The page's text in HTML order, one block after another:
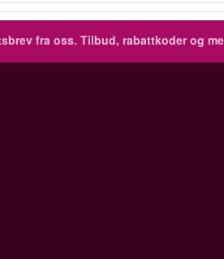
fra oss. Tilbud, rabattkoder og